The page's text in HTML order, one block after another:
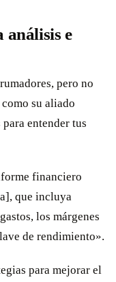
análisis e
pero no
su aliado
entender tus
financiero
que incluya
los márgenes
de rendimiento».
para mejorar el